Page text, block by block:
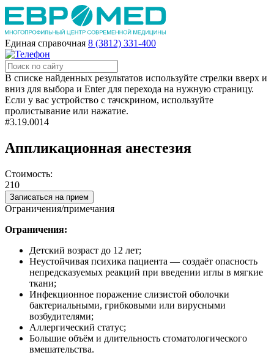
Единая справочная 8 (3812) 331-400
В списке найденных результатов используйте стрелки вверх и
вниз для выбора и Enter для перехода на нужную страницу.
Если у вас устройство с тачскрином, используйте
пролистывание или нажатие.
#3.19.0014
Аппликационная анестезия
Стоимость:
210
Записаться на прием
Ограничения/примечания
Ограничения:
Детский возраст до 12 лет;
Неустойчивая психика пациента ― создаёт опасность
непредсказуемых реакций при введении иглы в мягкие
ткани;
Инфекционное поражение слизистой оболочки
бактериальными, грибковыми или вирусными
возбудителями;
Аллергический статус;
Большие объём и длительность стоматологического
вмешательства.